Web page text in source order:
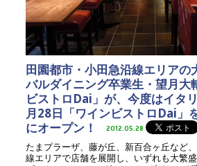
田園都市・小田急沿線エリアの
バルダイニング卒業生・望月大
ビストロDai」が、今度はイタ
月28日「ワインビストロDai」
にオープン！
2012.05.28
たまプラーザ、藤が丘、新百合ヶ丘など
線エリアで店舗を展開し、いずれも大繁